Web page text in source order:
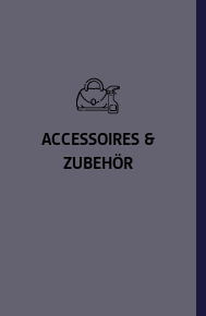
ACCESSOIRES &
ZUBEHÖR